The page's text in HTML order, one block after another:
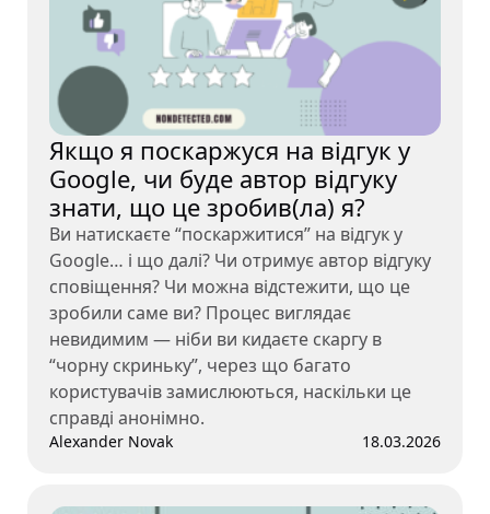
Якщо я поскаржуся на відгук у
Google, чи буде автор відгуку
знати, що це зробив(ла) я?
Ви натискаєте “поскаржитися” на відгук у
Google… і що далі? Чи отримує автор відгуку
сповіщення? Чи можна відстежити, що це
зробили саме ви? Процес виглядає
невидимим — ніби ви кидаєте скаргу в
“чорну скриньку”, через що багато
користувачів замислюються, наскільки це
справді анонімно.
Alexander Novak 18.03.2026